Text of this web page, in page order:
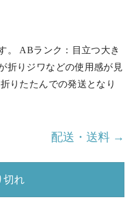
。 ABランク：目立つ大き
折りジワなどの使用感が見
りたたんでの発送となり
配送・送料 →
切れ